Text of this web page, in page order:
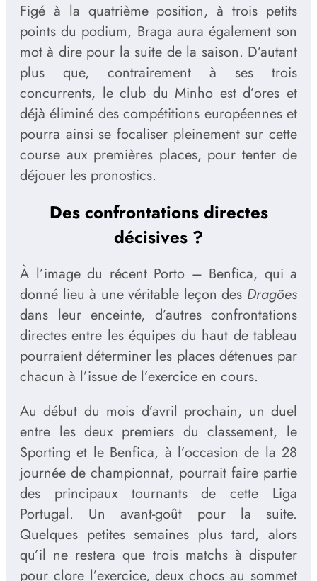
Figé à la quatrième position, à trois petits
points du podium, Braga aura également son
mot à dire pour la suite de la saison. D’autant
plus que, contrairement à ses trois
concurrents, le club du Minho est d’ores et
déjà éliminé des compétitions européennes et
pourra ainsi se focaliser pleinement sur cette
course aux premières places, pour tenter de
déjouer les pronostics.
Des confrontations directes
décisives ?
À l’image du récent Porto – Benfica, qui a
donné lieu à une véritable leçon des Dragões
dans leur enceinte, d’autres confrontations
directes entre les équipes du haut de tableau
pourraient déterminer les places détenues par
chacun à l’issue de l’exercice en cours.
Au début du mois d’avril prochain, un duel
entre les deux premiers du classement, le
Sporting et le Benfica, à l’occasion de la 28
journée de championnat, pourrait faire partie
des principaux tournants de cette Liga
Portugal. Un avant-goût pour la suite.
Quelques petites semaines plus tard, alors
qu’il ne restera que trois matchs à disputer
pour clore l’exercice, deux chocs au sommet